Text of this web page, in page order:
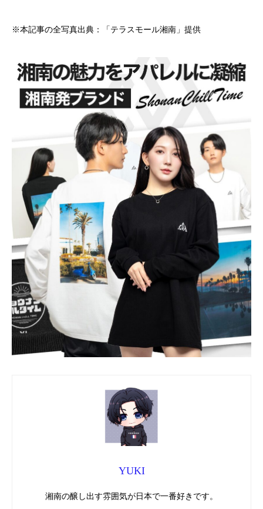
※本記事の全写真出典：「テラスモール湘南」提供
YUKI
湘南の醸し出す雰囲気が日本で一番好きです。